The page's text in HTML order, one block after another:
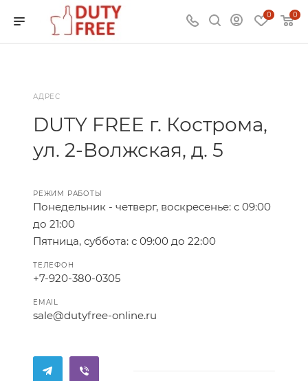
0 0
АДРЕС
DUTY FREE г. Кострома,
ул. 2-Волжская, д. 5
РЕЖИМ РАБОТЫ
Понедельник - четверг, воскресенье: с 09:00
до 21:00
Пятница, суббота: с 09:00 до 22:00
ТЕЛЕФОН
+7-920-380-0305
EMAIL
sale@dutyfree-online.ru